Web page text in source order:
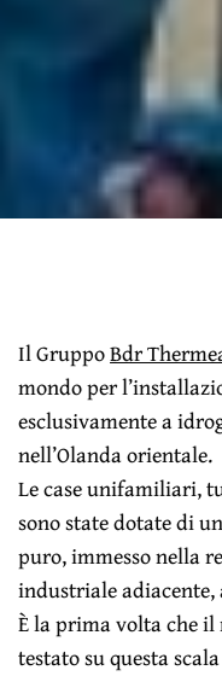
Il GruppoBdr
mondo per
esclusivamente a
nell’Olanda orientale.
Le case unifamiliari,
sono state dotate di
puro, immesso nella
industriale adiacente,
È la prima volta che
testato su questa